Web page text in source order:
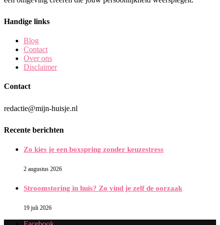
Handige links
Blog
Contact
Over ons
Disclaimer
Contact
redactie@mijn-huisje.nl
Recente berichten
Zo kies je een boxspring zonder keuzestress
2 augustus 2026
Stroomstoring in huis? Zo vind je zelf de oorzaak
19 juli 2026